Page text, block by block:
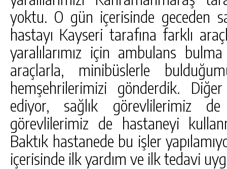
yoktu. O gün içerisinde geceden
hastayı Kayseri tarafına farklı
yaralılarımız için ambulans
araçlarla, minibüslerle
hemşehrilerimizi gönderdik.
ediyor, sağlık görevlilerimiz de
görevlilerimiz de hastaneyi
Baktık hastanede bu işler
içerisinde ilk yardım ve ilk tedavi